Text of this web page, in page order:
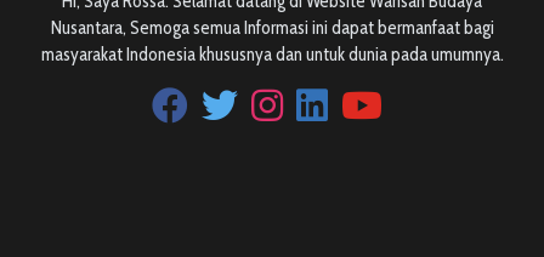
Nusantara, Semoga semua Informasi ini dapat bermanfaat bagi
masyarakat Indonesia khususnya dan untuk dunia pada umumnya.